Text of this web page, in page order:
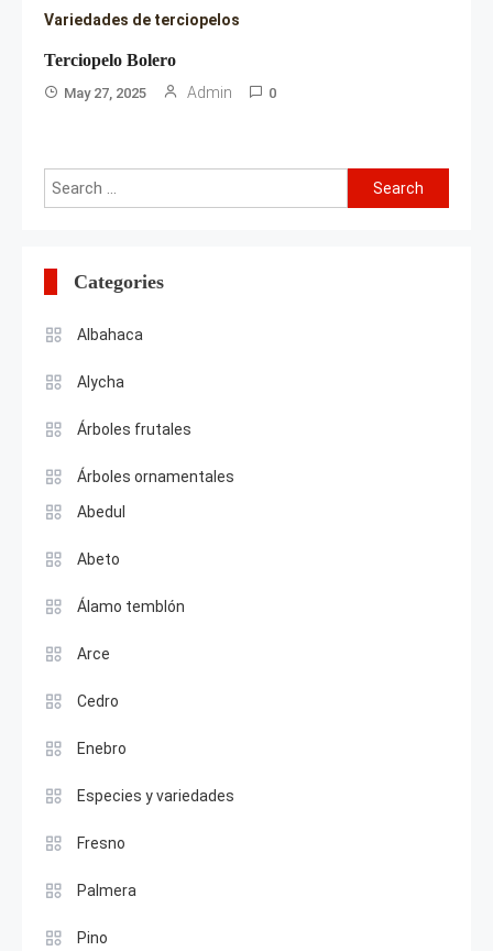
Variedades de terciopelos
Terciopelo Bolero
May 27, 2025 Admin 0
Search
for:
Categories
Albahaca
Alycha
Árboles frutales
Árboles ornamentales
Abedul
Abeto
Álamo temblón
Arce
Cedro
Enebro
Especies y variedades
Fresno
Palmera
Pino